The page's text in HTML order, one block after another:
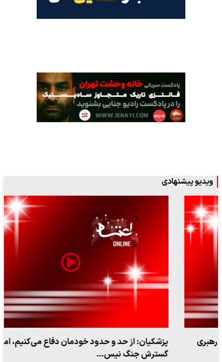
ویدیو پیشنهادی
پزشکیان: از حد و حدود خودمان دفاع می‌کنیم، اما به‌دنبال
گسترش جنگ نیس…